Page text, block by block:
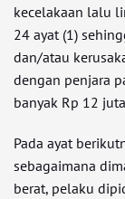
kecelakaan lalu
24 ayat (1)
dan/atau
dengan penjara
banyak Rp 12
Pada ayat
sebagaimana
berat, pelaku